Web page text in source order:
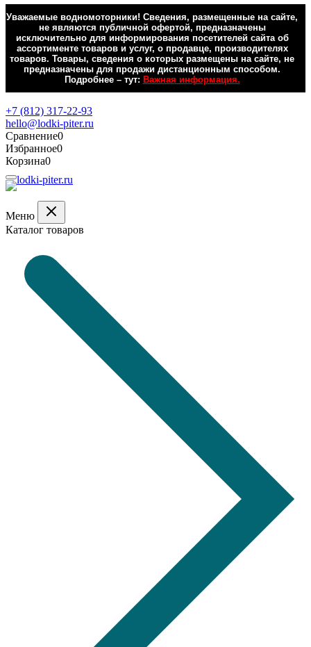
Уважаемые водномоторники! Сведения, размещенные на сайте,
не являются публичной офертой, предназначены
исключительно для информирования посетителей сайта об
ассортименте товаров и услуг, о продавце, производителях
товаров. Товары, сведения о которых размещены на сайте, не
предназначены для продажи дистанционным способом.
Подробнее – тут: Важная информация.
+7 (812) 317-22-93
hello@lodki-piter.ru
Сравнение0
Избранное0
Корзина0
Меню
Каталог товаров